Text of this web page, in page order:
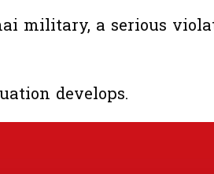
military, a serious
develops.